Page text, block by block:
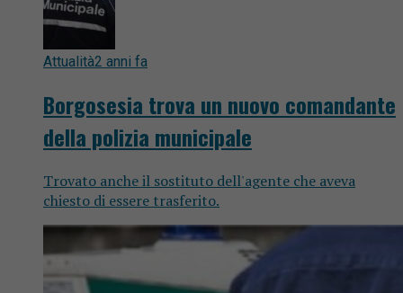
Attualità2 anni fa
Borgosesia trova un nuovo comandante
della polizia municipale
Trovato anche il sostituto dell'agente che aveva
chiesto di essere trasferito.